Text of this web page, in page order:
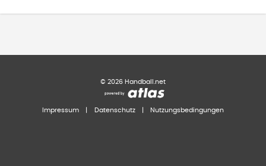
© 2026 Handball.net
Impressum Datenschutz Nutzungsbedingungen